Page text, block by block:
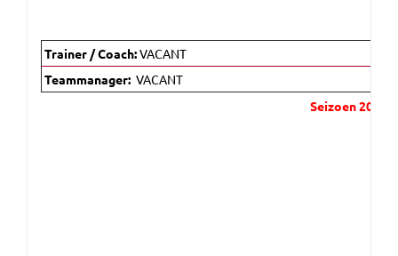
Trainer / Coach:VACANT
Teammanager: VACANT
Seizoen 2024